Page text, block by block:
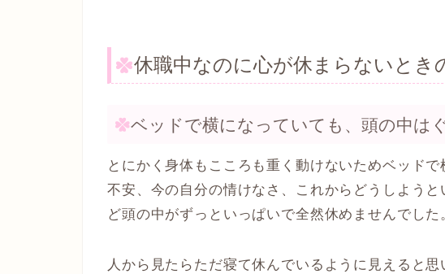
休職中なのに心が休まらないとき
ベッドで横になっていても、頭の中は
とにかく身体もこころも重く動けないためベッド
不安、今の自分の情けなさ、これからどうしよう
ど頭の中がずっといっぱいで全然休めませんでした
人から見たらただ寝て休んでいるように見えると思